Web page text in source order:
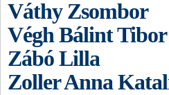
Váthy Zsombor
Végh Bálint Tibor
Zábó Lilla
Zoller Anna